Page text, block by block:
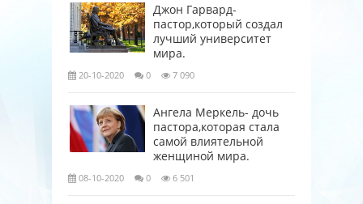
Джон Гарвард-
пастор,который создал
лучший университет
мира.
20-10-2020 0 7 090
Ангела Меркель- дочь
пастора,которая стала
самой влиятельной
женщиной мира.
08-10-2020 0 6 501